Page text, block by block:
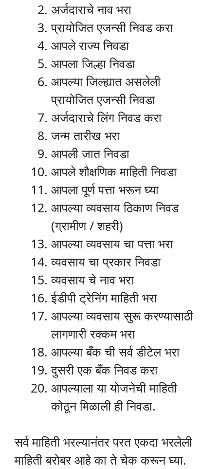
अर्जदाराचे नाव भरा
प्रायोजित एजन्सी निवड करा
आपले राज्य निवडा
आपला जिल्हा निवडा
आपल्या जिल्ह्यात असलेली
प्रायोजित एजन्सी निवडा
अर्जदाराचे लिंग निवड करा
जन्म तारीख भरा
आपली जात निवडा
आपले शौक्षणिक माहिती निवडा
आपला पूर्ण पत्ता भरून घ्या
आपल्या व्यवसाय ठिकाण निवड
(ग्रामीण / शहरी)
आपल्या व्यवसाय चा पत्ता भरा
व्यवसाय चा प्रकार निवडा
व्यवसाय चे नाव भरा
ईडीपी ट्रेनिंग माहिती भरा
आपल्या व्यवसाय सुरू करण्यासाठी
लागणारी रक्कम भरा
आपल्या बँक ची सर्व डीटेल भरा
दुसरी एक बँक निवड करा
आपल्याला या योजनेची माहिती
कोठून मिळाली ही निवडा.
सर्व माहिती भरल्यानंतर परत एकदा भरलेली
माहिती बरोबर आहे का ते चेक करून घ्या.